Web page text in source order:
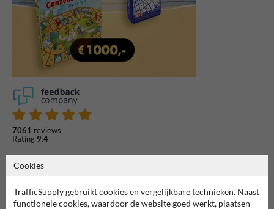
7061 reviews
Rating 9.4
Cookies
TrafficSupply gebruikt cookies en vergelijkbare technieken. Naast
functionele cookies, waardoor de website goed werkt, plaatsen